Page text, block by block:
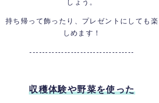
しょう。
持ち帰って飾ったり、プレゼントにしても楽
しめます！
---------------------------------
収穫体験や野菜を使った